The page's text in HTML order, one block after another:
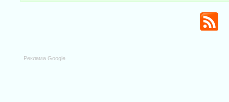
Реклама Google